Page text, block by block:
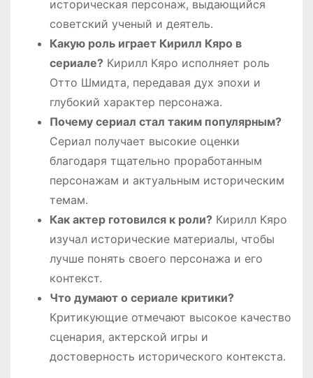
историческая персонаж, выдающийся
советский ученый и деятель.
Какую роль играет Кирилл Кяро в
сериале? Кирилл Кяро исполняет роль
Отто Шмидта, передавая дух эпохи и
глубокий характер персонажа.
Почему сериал стал таким популярным?
Сериал получает высокие оценки
благодаря тщательно проработанным
персонажам и актуальным историческим
темам.
Как актер готовился к роли? Кирилл Кяро
изучал исторические материалы, чтобы
лучше понять своего персонажа и его
контекст.
Что думают о сериале критики?
Критикующие отмечают высокое качество
сценария, актерской игры и
достоверность исторического контекста.